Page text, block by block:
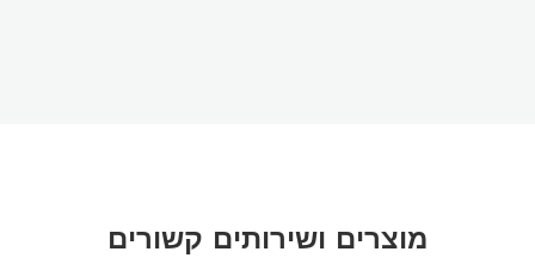
מוצרים ושירותים קשורים